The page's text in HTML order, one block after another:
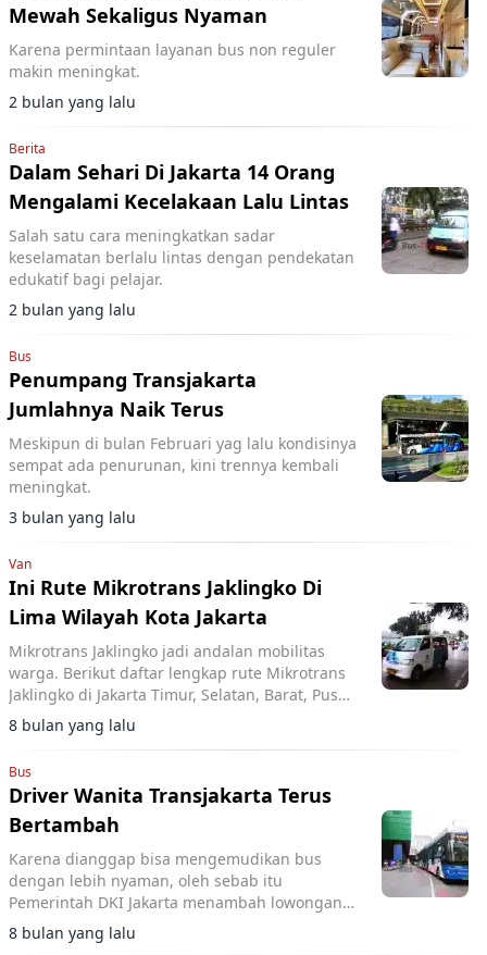
Mewah Sekaligus Nyaman
Karena permintaan layanan bus non reguler
makin meningkat.
2 bulan yang lalu
Berita
Dalam Sehari Di Jakarta 14 Orang
Mengalami Kecelakaan Lalu Lintas
Salah satu cara meningkatkan sadar
keselamatan berlalu lintas dengan pendekatan
edukatif bagi pelajar.
2 bulan yang lalu
Bus
Penumpang Transjakarta
Jumlahnya Naik Terus
Meskipun di bulan Februari yag lalu kondisinya
sempat ada penurunan, kini trennya kembali
meningkat.
3 bulan yang lalu
Van
Ini Rute Mikrotrans Jaklingko Di
Lima Wilayah Kota Jakarta
Mikrotrans Jaklingko jadi andalan mobilitas
warga. Berikut daftar lengkap rute Mikrotrans
Jaklingko di Jakarta Timur, Selatan, Barat, Pusat,
dan Utara.
8 bulan yang lalu
Bus
Driver Wanita Transjakarta Terus
Bertambah
Karena dianggap bisa mengemudikan bus
dengan lebih nyaman, oleh sebab itu
Pemerintah DKI Jakarta menambah lowongan
untuk driver wanita.
8 bulan yang lalu